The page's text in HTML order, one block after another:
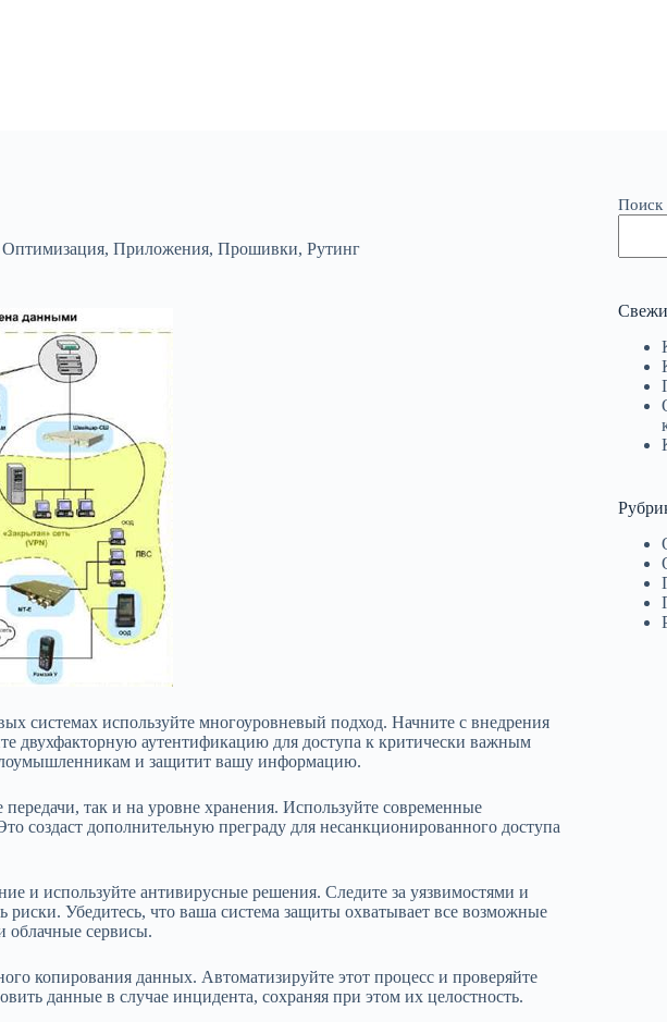
Оптимизация, Приложения, Прошивки, Рутинг
системах используйте многоуровневый подход. Начните с внедрения
двухфакторную аутентификацию для доступа к критически важным
и защитит вашу информацию.
так и на уровне хранения. Используйте современные
создаст дополнительную преграду для несанкционированного доступа
и используйте антивирусные решения. Следите за уязвимостями и
риски. Убедитесь, что ваша система защиты охватывает все возможные
облачные сервисы.
копирования данных. Автоматизируйте этот процесс и проверяйте
данные в случае инцидента, сохраняя при этом их целостность.
Поиск